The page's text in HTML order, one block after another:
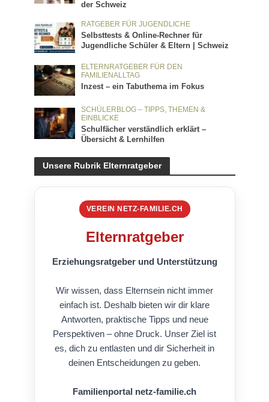
der Schweiz
RATGEBER FÜR JUGENDLICHE
Selbsttests & Online-Rechner für
Jugendliche Schüler & Eltern | Schweiz
ELTERNRATGEBER FÜR DEN
FAMILIENALLTAG
Inzest – ein Tabuthema im Fokus
SCHÜLERBLOG – TIPPS, THEMEN &
EINBLICKE
Schulfächer verständlich erklärt –
Übersicht & Lernhilfen
Unsere Rubrik Elternratgeber
VEREIN NETZ-FAMILIE.CH
Elternratgeber
Erziehungsratgeber und Unterstützung
Wir wissen, dass Elternsein nicht immer
einfach ist. Deshalb bieten wir dir klare
Antworten, praktische Tipps und neue
Perspektiven – ohne Druck. Unser Ziel ist
es, dich zu entlasten und dir Sicherheit in
deinen Entscheidungen zu geben.
Familienportal netz-familie.ch